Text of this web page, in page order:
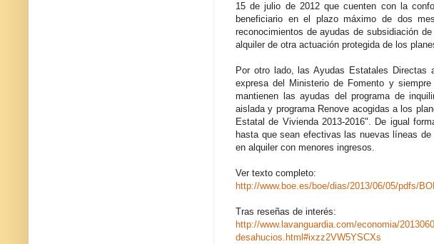
15 de julio de 2012 que cuenten con la
beneficiario en el plazo máximo de dos
reconocimientos de ayudas de subsidiación
alquiler de otra actuación protegida de los
Por otro lado, las Ayudas Estatales Directas
expresa del Ministerio de Fomento y
mantienen las ayudas del programa de
aislada y programa Renove acogidas a los
Estatal de Vivienda 2013-2016". De igual
hasta que sean efectivas las nuevas líneas
en alquiler con menores ingresos.
Ver texto completo:
http://www.boe.es/boe/dias/2013/06/05/pdfs/
Tras reseñas de interés:
http://www.lavanguardia.com/economia/
desahucios.html#ixzz2VW5YSCXs